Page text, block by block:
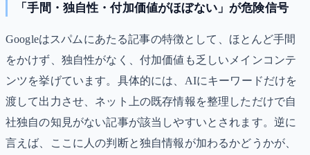
「手間・独自性・付加価値がほぼない」が危険信号
Googleはスパムにあたる記事の特徴として、ほとんど手間
をかけず、独自性がなく、付加価値も乏しいメインコンテ
ンツを挙げています。具体的には、AIにキーワードだけを
渡して出力させ、ネット上の既存情報を整理しただけで自
社独自の知見がない記事が該当しやすいとされます。逆に
言えば、ここに人の判断と独自情報が加わるかどうかが、